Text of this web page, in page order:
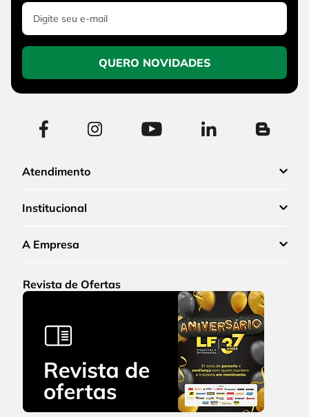
QUERO NOVIDADES
Atendimento
Institucional
A Empresa
Revista de Ofertas